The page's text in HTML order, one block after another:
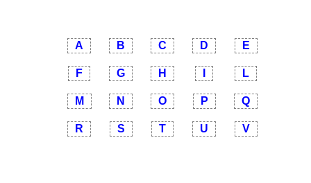
A B C D E
F G H L
M N O P Q
R S T U V